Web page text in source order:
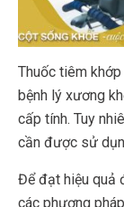
Thuốc tiêm
bệnh lý xương
cấp tính. Tuy
cần được sử
Để đạt hiệu quả
các phương